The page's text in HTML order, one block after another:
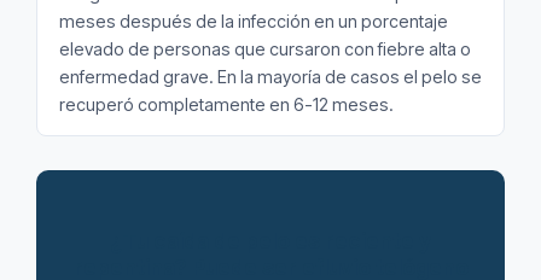
meses después de la infección en un porcentaje
elevado de personas que cursaron con fiebre alta o
enfermedad grave. En la mayoría de casos el pelo se
recuperó completamente en 6-12 meses.